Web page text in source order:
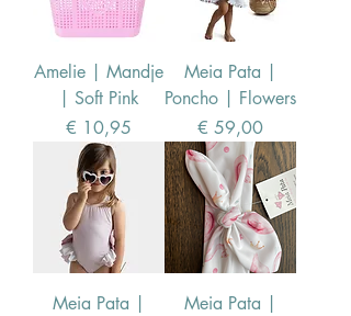
Amelie | Mandje
| Soft Pink
Prijs
€ 10,95
Meia Pata |
Poncho | Flowers
Prijs
€ 59,00
Meia Pata |
Meia Pata |